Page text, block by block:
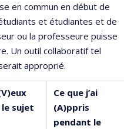
en commun en début de
et étudiantes et de
ou la professeure puisse
Un outil collaboratif tel
approprié.
sujet
Ce que j’ai
(A)ppris
pendant le